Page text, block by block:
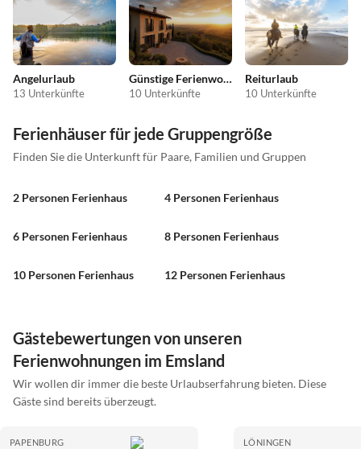
Angelurlaub
13 Unterkünfte
Günstige Ferienwohnungen
10 Unterkünfte
Reiturlaub
10 Unterkünfte
Ferienhäuser für jede Gruppengröße
Finden Sie die Unterkunft für Paare, Familien und Gruppen
2 Personen Ferienhaus 4 Personen Ferienhaus
6 Personen Ferienhaus 8 Personen Ferienhaus
10 Personen Ferienhaus 12 Personen Ferienhaus
Gästebewertungen von unseren
Ferienwohnungen im Emsland
Wir wollen dir immer die beste Urlaubserfahrung bieten. Diese
Gäste sind bereits überzeugt.
PAPENBURG LÖNINGEN